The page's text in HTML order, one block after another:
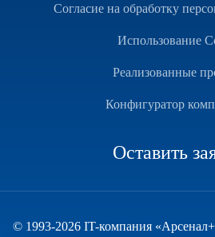
Согласие на обработку
Использование
Реализованные
Конфигуратор
Оставить
© 1993-2026 IT-компания